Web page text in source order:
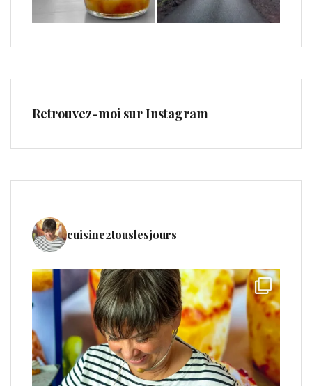
Retrouvez-moi sur Instagram
cuisine2touslesjours